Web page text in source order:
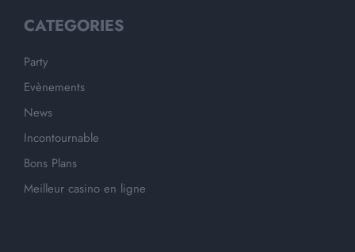
CATEGORIES
Party
Evènements
News
Incontournable
Bons Plans
Meilleur casino en ligne